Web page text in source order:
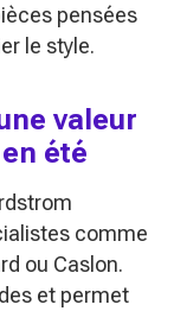
pensées
le style.
valeur
été
comme
ou Caslon.
et permet